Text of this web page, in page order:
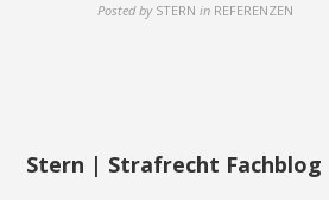
Posted by STERN in REFERENZEN
Stern | Strafrecht Fachblog